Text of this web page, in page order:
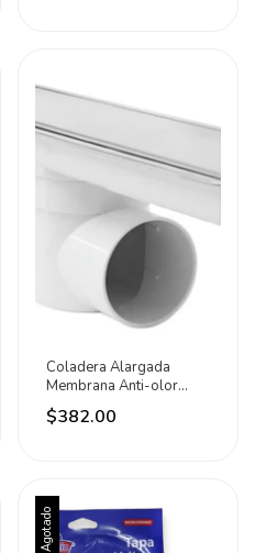
Coladera Alargada
Membrana Anti-olor
Tubo 2puLG Fleximatic
$382.00
Agotado